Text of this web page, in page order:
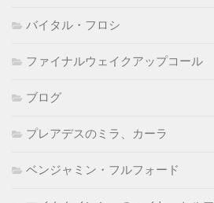
バイタル・フロシ
ファイナルウェイクアップコール
ブログ
プレアデスのミラ、カーラ
ベンジャミン・フルフォード